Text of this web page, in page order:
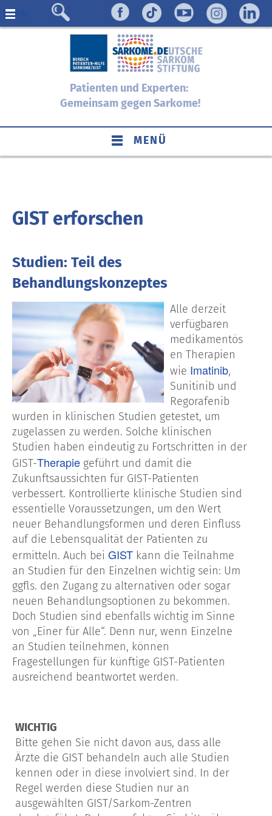
Menü
Patienten und Experten:
Gemeinsam gegen Sarkome!
MENÜ
GIST erforschen
Studien: Teil des
Behandlungskonzeptes
Alle derzeit
verfügbaren
medikamentös
en Therapien
wie Imatinib,
Sunitinib und
Regorafenib
wurden in klinischen Studien getestet, um
zugelassen zu werden. Solche klinischen
Studien haben eindeutig zu Fortschritten in der
GIST-Therapie geführt und damit die
Zukunftsaussichten für GIST-Patienten
verbessert. Kontrollierte klinische Studien sind
essentielle Voraussetzungen, um den Wert
neuer Behandlungsformen und deren Einfluss
auf die Lebensqualität der Patienten zu
ermitteln. Auch bei GIST kann die Teilnahme
an Studien für den Einzelnen wichtig sein: Um
ggfls. den Zugang zu alternativen oder sogar
neuen Behandlungsoptionen zu bekommen.
Doch Studien sind ebenfalls wichtig im Sinne
von „Einer für Alle“. Denn nur, wenn Einzelne
an Studien teilnehmen, können
Fragestellungen für künftige GIST-Patienten
ausreichend beantwortet werden.
WICHTIG
Bitte gehen Sie nicht davon aus, dass alle
Ärzte die GIST behandeln auch alle Studien
kennen oder in diese involviert sind. In der
Regel werden diese Studien nur an
ausgewählten GIST/Sarkom-Zentren